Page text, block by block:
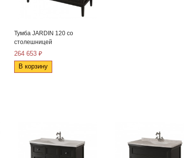
Тумба JARDIN 120 со
столешницей
264 653 ₽
В корзину